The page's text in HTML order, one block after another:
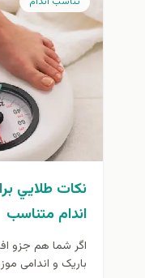
نكات طلايي
اندام متناسب
اگر شما هم جزو
باریک و اندامی